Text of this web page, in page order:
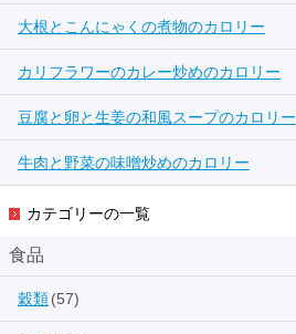
大根とこんにゃくの煮物のカロリー
カリフラワーのカレー炒めのカロリー
豆腐と卵と生姜の和風スープのカロリー
牛肉と野菜の味噌炒めのカロリー
カテゴリーの一覧
食品
穀類(57)